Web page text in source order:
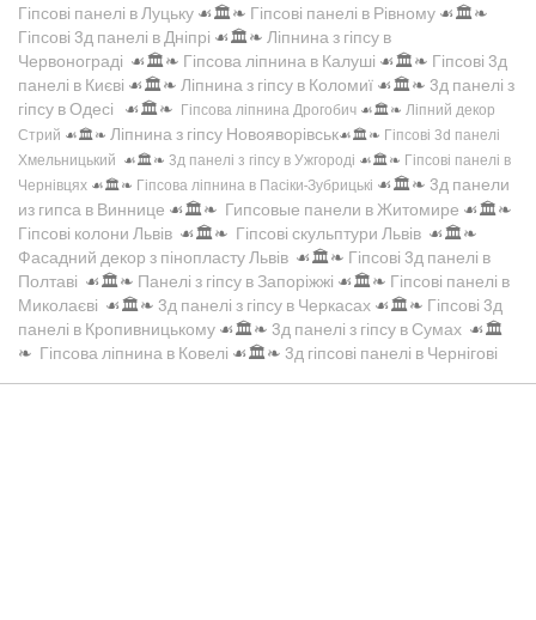
Гіпсові панелі в Луцьку ☙🏛️❧ Гіпсові панелі в Рівному ☙🏛️❧
Гіпсові 3д панелі в Дніпрі ☙🏛️❧ Ліпнина з гіпсу в
Червонограді ☙🏛️❧ Гіпсова ліпнина в Калуші ☙🏛️❧ Гіпсові 3д
панелі в Києві ☙🏛️❧ Ліпнина з гіпсу в Коломиї ☙🏛️❧ 3д панелі з
гіпсу в Одесі ☙🏛️❧ Гіпсова ліпнина Дрогобич ☙🏛️❧ Ліпний декор
Стрий ☙🏛️❧ Ліпнина з гіпсу Новояворівськ☙🏛️❧ Гіпсові 3d панелі
Хмельницький ☙🏛️❧ 3д панелі з гіпсу в Ужгороді ☙🏛️❧ Гіпсові панелі в
Чернівцях ☙🏛️❧ Гіпсова ліпнина в Пасіки-Зубрицькі ☙🏛️❧ 3д панели
из гипса в Виннице ☙🏛️❧ Гипсовые панели в Житомире ☙🏛️❧
Гіпсові колони Львів ☙🏛️❧ Гіпсові скульптури Львів ☙🏛️❧
Фасадний декор з пінопласту Львів ☙🏛️❧ Гіпсові 3д панелі в
Полтаві ☙🏛️❧ Панелі з гіпсу в Запоріжжі ☙🏛️❧ Гіпсові панелі в
Миколаєві ☙🏛️❧ 3д панелі з гіпсу в Черкасах ☙🏛️❧ Гіпсові 3д
панелі в Кропивницькому ☙🏛️❧ 3д панелі з гіпсу в Сумах ☙🏛️
❧ Гіпсова ліпнина в Ковелі ☙🏛️❧ 3д гіпсові панелі в Чернігові